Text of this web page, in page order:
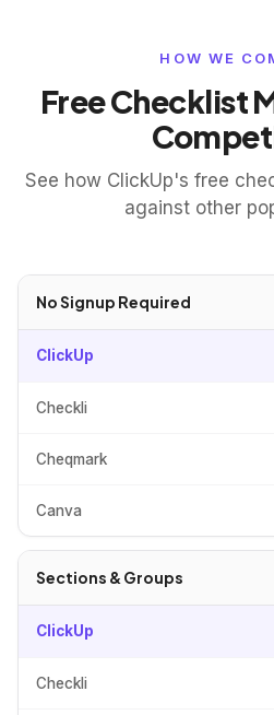
HOW WE
Free Checklist
See how ClickUp's free
against other
No Signup Required
ClickUp
Checkli
Cheqmark
Canva
Sections & Groups
ClickUp
Checkli